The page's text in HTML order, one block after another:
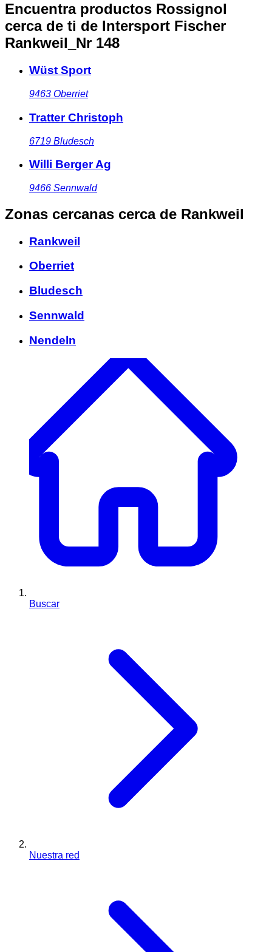
Encuentra productos Rossignol
cerca de ti de Intersport Fischer
Rankweil_Nr 148
Wüst Sport
9463 Oberriet
Tratter Christoph
6719 Bludesch
Willi Berger Ag
9466 Sennwald
Zonas cercanas cerca de Rankweil
Rankweil
Oberriet
Bludesch
Sennwald
Nendeln
Buscar
Nuestra red